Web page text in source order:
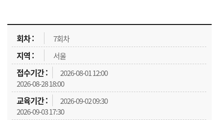
교육신청 목록을 나타낸 표로 회차, 지역, 접수기간, 교육기간, 교육장소, 신청인원/모집인원, 상태로 나뉘어 설명합니다.
7회차
서울
2026-08-01 12:00
2026-08-28 18:00
2026-09-02 09:30
2026-09-03 17:30